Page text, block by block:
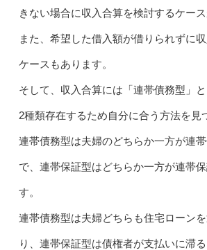
きない場合に収入合算を検討するケース
また、希望した借入額が借りられずに
ケースもあります。
そして、収入合算には「連帯債務型」
2種類存在するため自分に合う方法を見
連帯債務型は夫婦のどちらか一方が連
で、連帯保証型はどちらか一方が連帯
す。
連帯債務型は夫婦どちらも住宅ローン
り、連帯保証型は債権者が支払いに滞